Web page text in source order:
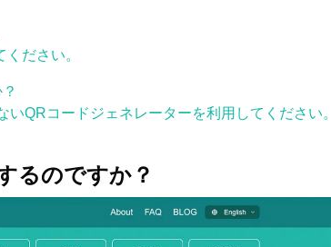
ださい。
QRコードジェネレーターを利用してください。
るのですか？